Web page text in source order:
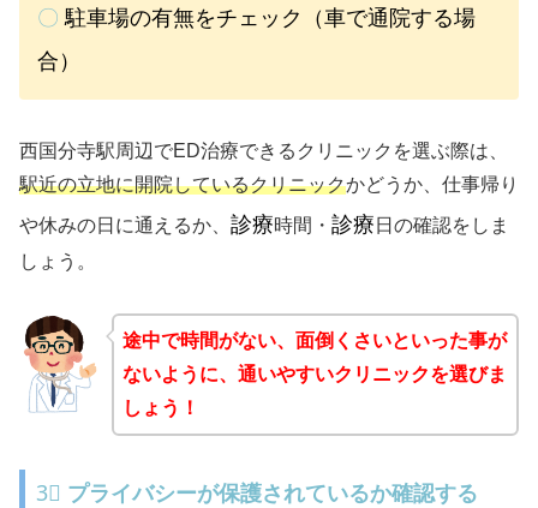
〇 駐車場の有無をチェック（車で通院する場
合）
西国分寺駅周辺でED治療できるクリニックを選ぶ際は、
駅近の立地に開院しているクリニックかどうか、仕事帰り
や休みの日に通えるか、 診療時間・ 診療 日の確認をしま
しょう。
途中で時間がない、面倒くさいといった事が
ないように、通いやすいクリニックを選びま
しょう！
3⃣ プライバシーが保護されているか確認する